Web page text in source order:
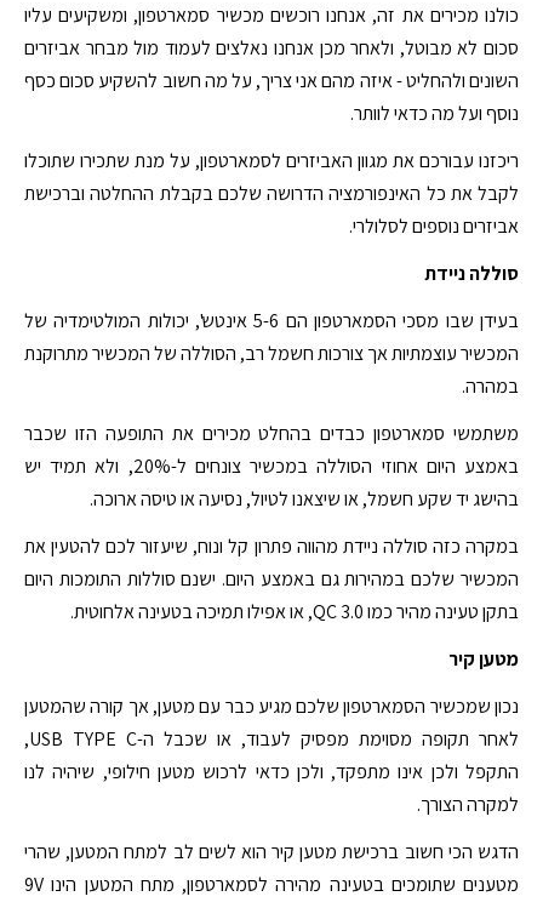
כולנו מכירים את זה, אנחנו רוכשים מכשיר סמארטפון, ומשקיעים עליו
סכום לא מבוטל, ולאחר מכן אנחנו נאלצים לעמוד מול מבחר אביזרים
השונים ולהחליט - איזה מהם אני צריך, על מה חשוב להשקיע סכום כסף
נוסף ועל מה כדאי לוותר.
ריכזנו עבורכם את מגוון האביזרים לסמארטפון, על מנת שתכירו שתוכלו
לקבל את כל האינפורמציה הדרושה שלכם בקבלת ההחלטה וברכישת
אביזרים נוספים לסלולרי.
סוללה ניידת
בעידן שבו מסכי הסמארטפון הם 5-6 אינטש', יכולות המולטימדיה של
המכשיר עוצמתיות אך צורכות חשמל רב, הסוללה של המכשיר מתרוקנת
במהרה.
משתמשי סמארטפון כבדים בהחלט מכירים את התופעה הזו שכבר
באמצע היום אחוזי הסוללה במכשיר צונחים ל-20%, ולא תמיד יש
בהישג יד שקע חשמל, או שיצאנו לטיול, נסיעה או טיסה ארוכה.
במקרה כזה סוללה ניידת מהווה פתרון קל ונוח, שיעזור לכם להטעין את
המכשיר שלכם במהירות גם באמצע היום. ישנם סוללות התומכות היום
בתקן טעינה מהיר כמו QC 3.0, או אפילו תמיכה בטעינה אלחוטית.
מטען קיר
נכון שמכשיר הסמארטפון שלכם מגיע כבר עם מטען, אך קורה שהמטען
לאחר תקופה מסוימת מפסיק לעבוד, או שכבל ה-USB TYPE C,
התקפל ולכן אינו מתפקד, ולכן כדאי לרכוש מטען חילופי, שיהיה לנו
למקרה הצורך.
הדגש הכי חשוב ברכישת מטען קיר הוא לשים לב למתח המטען, שהרי
מטענים שתומכים בטעינה מהירה לסמארטפון, מתח המטען הינו 9V